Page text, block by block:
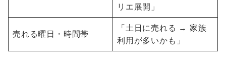
リエ展開」
売れる曜日・時間帯
「土日に売れる → 家族
利用が多いかも」